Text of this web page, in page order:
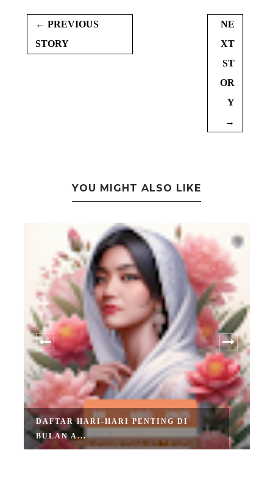
← PREVIOUS
STORY
NE
XT
ST
OR
Y
→
YOU MIGHT ALSO LIKE
DAFTAR HARI-HARI PENTING DI
BULAN A...